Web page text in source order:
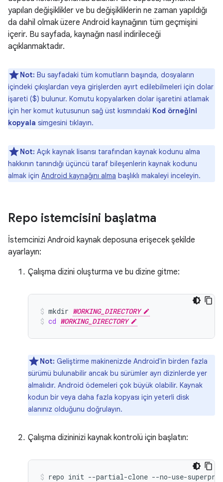
yapılan değişiklikler ve bu değişikliklerin ne zaman yapıldığı
da dahil olmak üzere Android kaynağının tüm geçmişini
içerir. Bu sayfada, kaynağın nasıl indirileceği
açıklanmaktadır.
Not: Bu sayfadaki tüm komutların başında, dosyaların
içindeki çıkışlardan veya girişlerden ayırt edilebilmeleri için dolar
işareti ($) bulunur. Komutu kopyalarken dolar işaretini atlamak
için her komut kutusunun sağ üst kısmındaki Kod örneğini
kopyala simgesini tıklayın.
Not: Açık kaynak lisansı tarafından kaynak kodunu alma
hakkının tanındığı üçüncü taraf bileşenlerin kaynak kodunu
almak için Android kaynağını alma başlıklı makaleyi inceleyin.
Repo istemcisini başlatma
İstemcinizi Android kaynak deposuna erişecek şekilde
ayarlayın:
Çalışma dizini oluşturma ve bu dizine gitme:
mkdir WORKING_DIRECTORY
cd WORKING_DIRECTORY
Not: Geliştirme makinenizde Android'in birden fazla
sürümü bulunabilir ancak bu sürümler ayrı dizinlerde yer
almalıdır. Android ödemeleri çok büyük olabilir. Kaynak
kodun bir veya daha fazla kopyası için yeterli disk
alanınız olduğunu doğrulayın.
Çalışma dizininizi kaynak kontrolü için başlatın:
repo init --partial-clone --no-use-